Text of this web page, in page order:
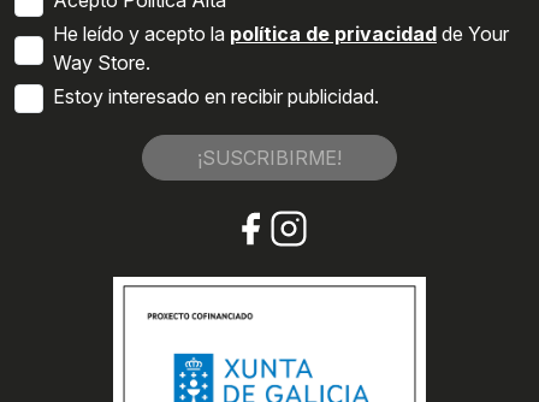
He leído y acepto la política de privacidad de Your
Way Store.
Estoy interesado en recibir publicidad.
¡SUSCRIBIRME!